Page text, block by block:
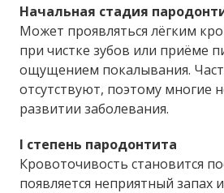
Начальная стадия
Может проявляться лёгким
при чистке зубов или приёме
ощущением покалывания.
отсутствуют, поэтому многие
развитии заболевания.
I степень пародонтита
Кровоточивость становится
появляется неприятный запах